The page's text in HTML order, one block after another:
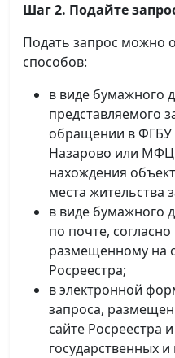
Шаг 2. Подайте
Подать запрос можно
способов:
в виде бумажного
представляемого
обращении в ФГБУ
Назарово или МФЦ
нахождения
места жительства
в виде бумажного
по почте,
размещенному на
Росреестра;
в электронной
запроса,
сайте Росреестра
государственных